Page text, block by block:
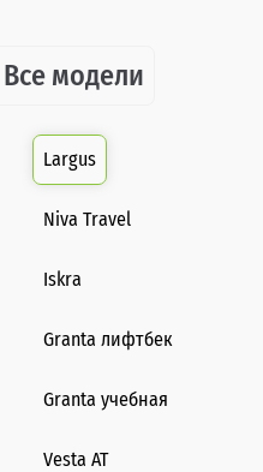
Все модели
Largus
Niva Travel
Iskra
Granta лифтбек
Granta учебная
Vesta AT